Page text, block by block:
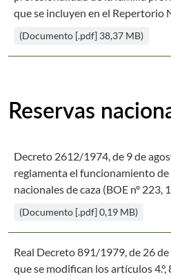
que se incluyen en el Repertorio
(Documento [.pdf] 38,37 MB)
Reservas
Decreto 2612/1974, de 9 de
reglamenta el funcionamiento de
nacionales de caza (BOE nº
(Documento [.pdf] 0,19 MB)
Real Decreto 891/1979, de 26
que se modifican los artículos 4.°,